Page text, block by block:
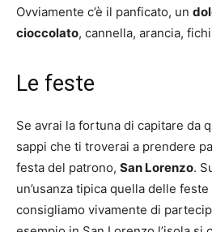
Ovviamente c’è il panficato, un
cioccolato, cannella, arancia,
Le feste
Se avrai la fortuna di capitare da
sappi che ti troverai a prendere
festa del patrono, San Lorenzo.
un’usanza tipica quella delle
consigliamo vivamente di